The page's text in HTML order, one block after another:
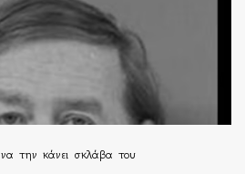
την κάνει σκλάβα του